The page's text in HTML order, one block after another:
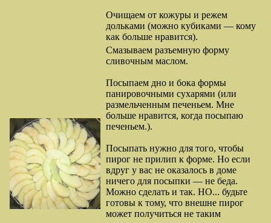
Очищаем от кожуры и режем
дольками (можно кубиками — кому
как больше нравится).
Смазываем разъемную форму
сливочным маслом.
Посыпаем дно и бока формы
панировочными сухарями (или
размельченным печеньем. Мне
больше нравится, когда посыпаю
печеньем.).
Посыпать нужно для того, чтобы
пирог не прилип к форме. Но если
вдруг у вас не оказалось в доме
ничего для посыпки — не беда.
Можно сделать и так. НО... будьте
готовы к тому, что внешне пирог
может получиться не таким